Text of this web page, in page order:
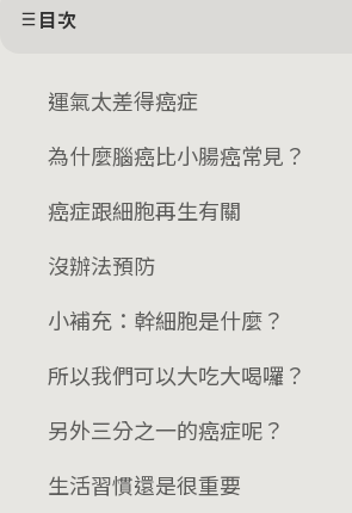
目次
運氣太差得癌症
為什麼腦癌比小腸癌常見？
癌症跟細胞再生有關
沒辦法預防
小補充：幹細胞是什麼？
所以我們可以大吃大喝囉？
另外三分之一的癌症呢？
生活習慣還是很重要